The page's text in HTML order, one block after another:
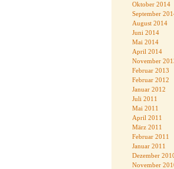
Oktober 2014
September
August 2014
Juni 2014
Mai 2014
April 2014
November
Februar 2013
Februar 2012
Januar 2012
Juli 2011
Mai 2011
April 2011
März 2011
Februar 2011
Januar 2011
Dezember
November